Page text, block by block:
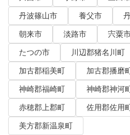
丹波篠山市
養父市
朝来市
淡路市 宍粟
たつの市
川辺郡猪名川町
加古郡稲美町
加古郡播磨
神崎郡福崎町
神崎郡神河
赤穂郡上郡町
佐用郡佐用
美方郡新温泉町